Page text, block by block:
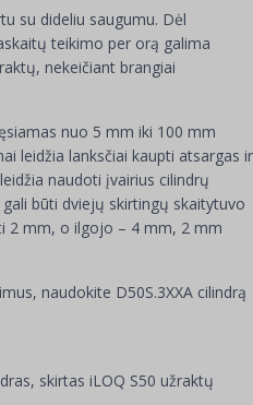
su dideliu saugumu. Dėl
teikimo per orą galima
nekeičiant brangiai
nuo 5 mm iki 100 mm
leidžia lanksčiai kaupti atsargas ir
naudoti įvairius cilindrų
gali būti dviejų skirtingų skaitytuvo
2 mm, o ilgojo – 4 mm, 2 mm
naudokite D50S.3XXA cilindrą
skirtas iLOQ S50 užraktų